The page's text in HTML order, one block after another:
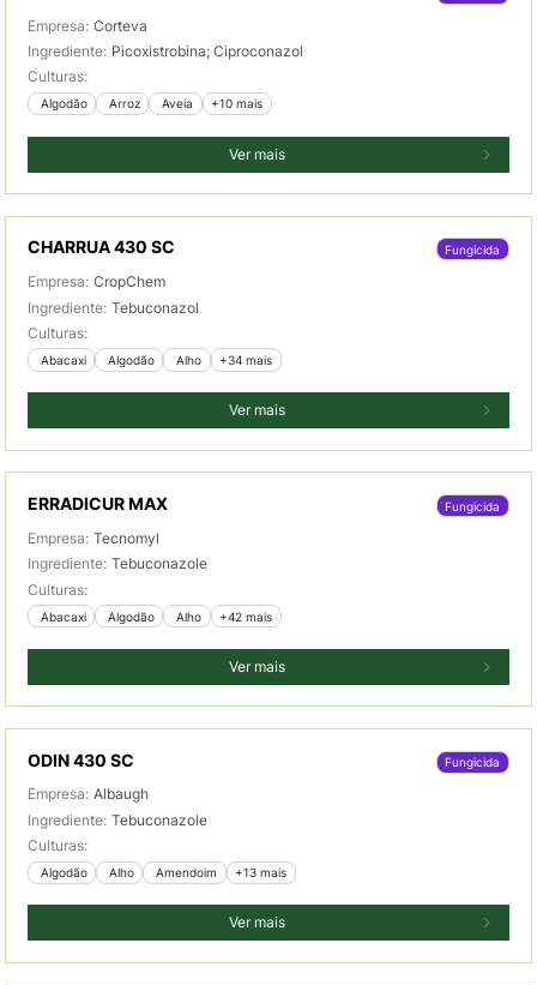
Empresa: Corteva
Ingrediente: Picoxistrobina; Ciproconazol
Culturas:
Algodão Arroz Aveia +10 mais
Ver mais
CHARRUA 430 SC Fungicida
Empresa: CropChem
Ingrediente: Tebuconazol
Culturas:
Abacaxi Algodão Alho +34 mais
Ver mais
ERRADICUR MAX Fungicida
Empresa: Tecnomyl
Ingrediente: Tebuconazole
Culturas:
Abacaxi Algodão Alho +42 mais
Ver mais
ODIN 430 SC Fungicida
Empresa: Albaugh
Ingrediente: Tebuconazole
Culturas:
Algodão Alho Amendoim +13 mais
Ver mais